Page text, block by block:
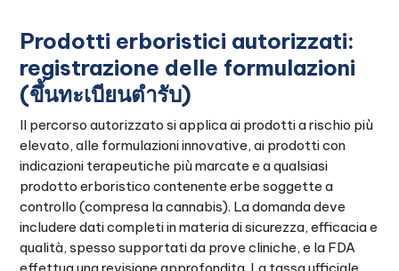
Prodotti erboristici autorizzati:
registrazione delle formulazioni
(ขึ้นทะเบียนตำรับ)
Il percorso autorizzato si applica ai prodotti a rischio più
elevato, alle formulazioni innovative, ai prodotti con
indicazioni terapeutiche più marcate e a qualsiasi
prodotto erboristico contenente erbe soggette a
controllo (compresa la cannabis). La domanda deve
includere dati completi in materia di sicurezza, efficacia e
qualità, spesso supportati da prove cliniche, e la FDA